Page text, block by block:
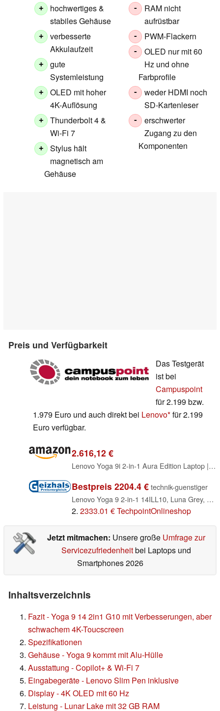
+
hochwertiges &
stabiles Gehäuse
+
verbesserte
Akkulaufzeit
+
gute
Systemleistung
+
OLED mit hoher
4K-Auflösung
+
Thunderbolt 4 &
Wi-Fi 7
+
Stylus hält
magnetisch am
Gehäuse
-
RAM nicht
aufrüstbar
- PWM-Flackern
-
OLED nur mit 60
Hz und ohne
Farbprofile
-
weder HDMI noch
SD-Kartenleser
-
erschwerter
Zugang zu den
Komponenten
Preis und Verfügbarkeit
Das Testgerät
ist bei
Campuspoint
für 2.199 bzw.
1.979 Euro und auch direkt bei Lenovo für 2.199
Euro verfügbar.
2.616,12 €
Lenovo Yoga 9i 2-in-1 Aura Edition Laptop | Copilot+PC | 14" WQUXGA OLED Touch Display | Intel Core Ultra 7 | 32GB RAM | 1TB SSD | Intel Arc 140V Grafik | Windows 11 Home | QWERTZ | Luna Grau
Bestpreis 2204.4 € technik-guenstiger
Lenovo Yoga 9 2-in-1 14ILL10, Luna Grey, Core Ultra 7 258V, 32GB RAM, 1TB SSD, DE (83LC001VGE)
2. 2333.01 € TechpointOnlineshop
Jetzt mitmachen: Unsere große Umfrage zur
Servicezufriedenheitbei Laptops und
Smartphones 2026
Inhaltsverzeichnis
Fazit - Yoga 9 14 2in1 G10 mit Verbesserungen, aber
schwachem 4K-Toucscreen
Spezifikationen
Gehäuse - Yoga 9 kommt mit Alu-Hülle
Ausstattung - Copilot+ & Wi-Fi 7
Eingabegeräte - Lenovo Slim Pen inklusive
Display - 4K OLED mit 60 Hz
Leistung - Lunar Lake mit 32 GB RAM